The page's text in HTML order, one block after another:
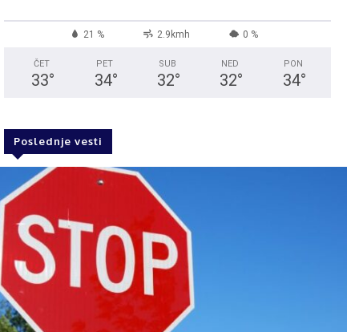
21 % 2.9kmh 0 %
ČET
33°
PET
34°
SUB
32°
NED
32°
PON
34°
Poslednje vesti